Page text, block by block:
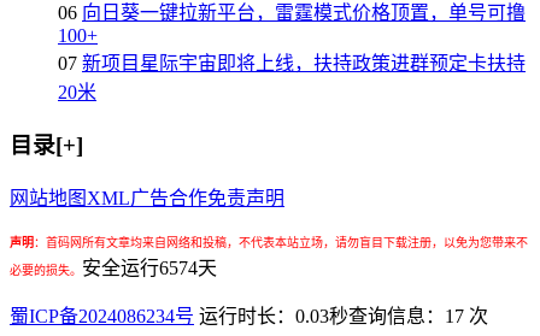
06 向日葵一键拉新平台，雷霆模式价格顶置，单号可撸
100+
07 新项目星际宇宙即将上线，扶持政策进群预定卡扶持
20米
目录[+]
网站地图 XML广告合作免责声明
声明： 首码网所有文章均来自网络和投稿，不代表本站立场，请勿盲目下载注册，以免为您带来不
必要的损失。 安全运行6574天
蜀ICP备2024086234号 运行时长：0.03秒查询信息：17 次